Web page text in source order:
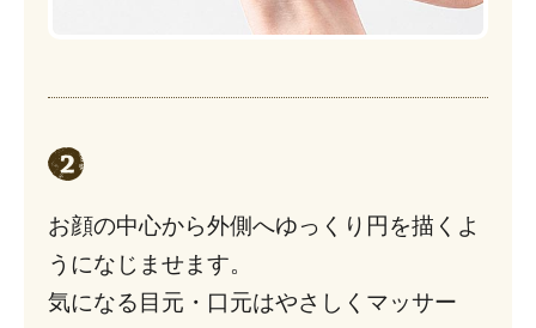
お顔の中心から外側へゆっくり円を描くよ
うになじませます。
気になる目元・口元はやさしくマッサー